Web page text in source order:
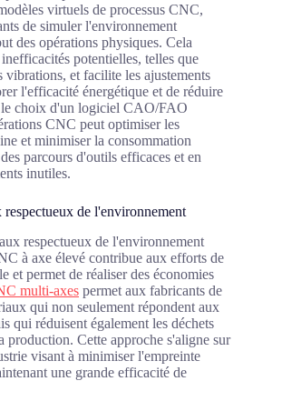
virtuels de processus CNC,
de simuler l'environnement
des opérations physiques. Cela
potentielles, telles que
vibrations, et facilite les ajustements
l'efficacité énergétique et de réduire
le choix d'un logiciel CAO/FAO
CNC peut optimiser les
et minimiser la consommation
parcours d'outils efficaces et en
inutiles.
de l'environnement
respectueux de l'environnement
à axe élevé contribue aux efforts de
et permet de réaliser des économies
multi-axes permet aux fabricants de
qui non seulement répondent aux
qui réduisent également les déchets
production. Cette approche s'aligne sur
visant à minimiser l'empreinte
une grande efficacité de